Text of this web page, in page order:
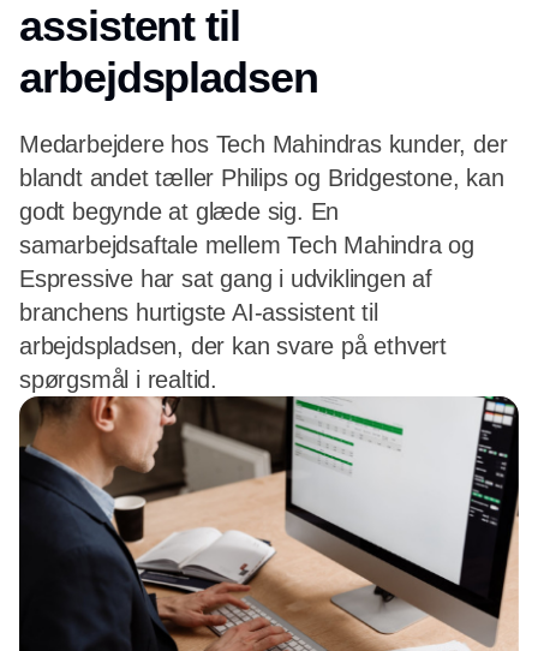
assistent til
arbejdspladsen
Medarbejdere hos Tech Mahindras kunder, der
blandt andet tæller Philips og Bridgestone, kan
godt begynde at glæde sig. En
samarbejdsaftale mellem Tech Mahindra og
Espressive har sat gang i udviklingen af
branchens hurtigste AI-assistent til
arbejdspladsen, der kan svare på ethvert
spørgsmål i realtid.